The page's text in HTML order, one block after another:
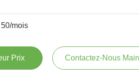
50/mois
Prix Contactez-Nous